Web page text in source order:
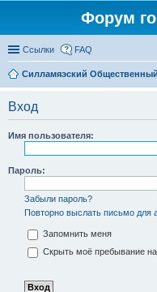
Форум
Ссылки FAQ
Силламяэский
Вход
Имя пользователя:
Пароль:
Забыли пароль?
Повторно выслать письмо для
Запомнить меня
Скрыть моё пребывание